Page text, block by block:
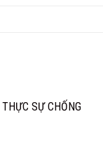
THỰC SỰ CHỐNG